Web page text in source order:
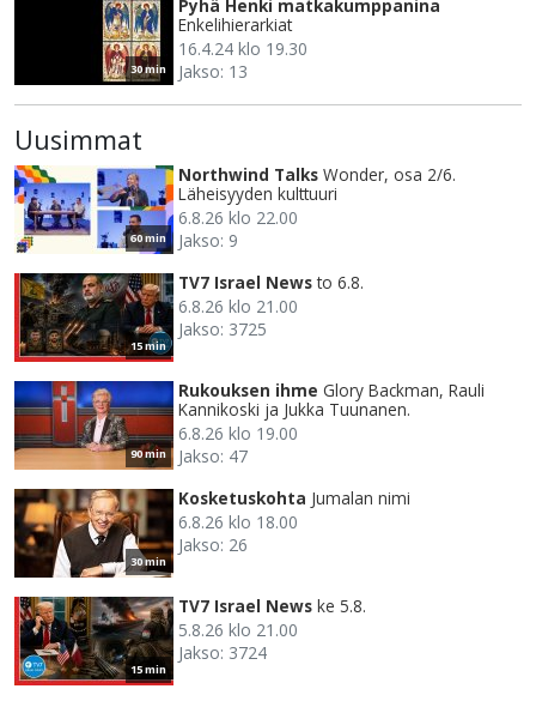
30 min
Pyhä Henki matkakumppanina
Enkelihierarkiat
16.4.24 klo 19.30
Jakso: 13
Uusimmat
60 min
Northwind Talks Wonder, osa 2/6.
Läheisyyden kulttuuri
6.8.26 klo 22.00
Jakso: 9
15 min
TV7 Israel News to 6.8.
6.8.26 klo 21.00
Jakso: 3725
90 min
Rukouksen ihme Glory Backman, Rauli
Kannikoski ja Jukka Tuunanen.
6.8.26 klo 19.00
Jakso: 47
30 min
Kosketuskohta Jumalan nimi
6.8.26 klo 18.00
Jakso: 26
15 min
TV7 Israel News ke 5.8.
5.8.26 klo 21.00
Jakso: 3724